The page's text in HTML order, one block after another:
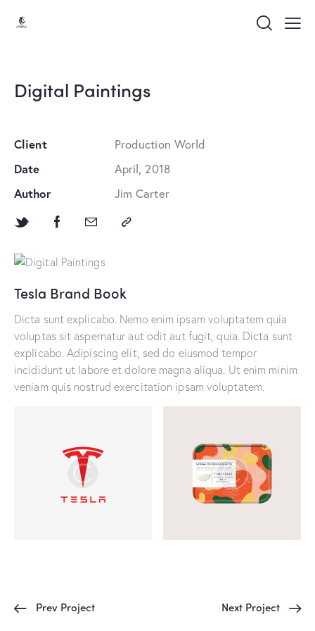
Digital Paintings
Tesla Brand Book
Dicta sunt explicabo. Nemo enim ipsam voluptatem quia
voluptas sit aspernatur aut odit aut fugit, quia. Dicta sunt
explicabo. Adipiscing elit, sed do eiusmod tempor
incididunt ut labore et dolore magna aliqua. Ut enim minim
veniam quis nostrud exercitation ipsam voluptatem.
Client
Production World
Date
April, 2018
Author
Jim Carter
Prev Project Next Project